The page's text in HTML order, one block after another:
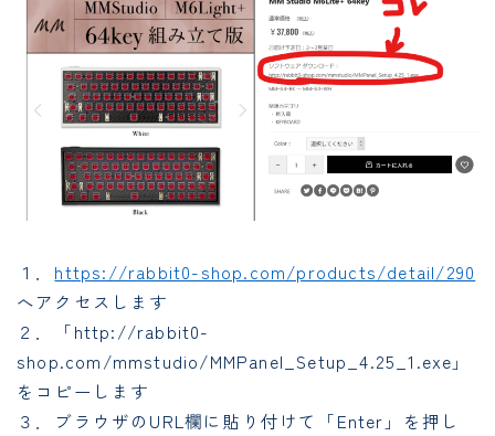
１． https://rabbit0-shop.com/products/detail/290
へアクセスします
２．「http://rabbit0-
shop.com/mmstudio/MMPanel_Setup_4.25_1.exe」
をコピーします
３．ブラウザのURL欄に貼り付けて「Enter」を押し